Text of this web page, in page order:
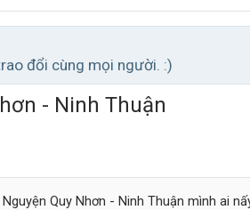
đổi cùng mọi người. :)
- Ninh Thuận
Quy Nhơn - Ninh Thuận mình ai